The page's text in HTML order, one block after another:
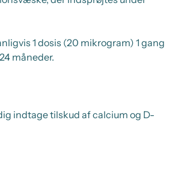
1 dosis (20 mikrogram) 1 gang
måneder.
indtage tilskud af calcium og D-